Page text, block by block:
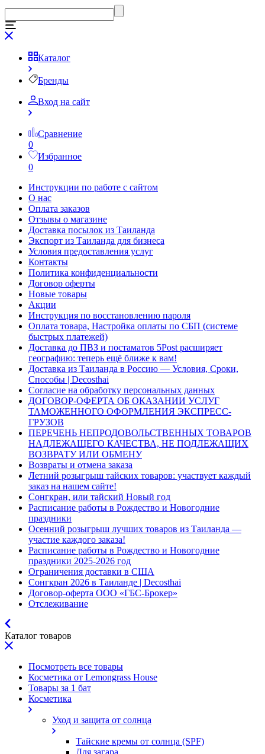
Каталог
Бренды
Вход на сайт
Сравнение
0
Избранное
0
Инструкции по работе с сайтом
О нас
Оплата заказов
Отзывы о магазине
Доставка посылок из Таиланда
Экспорт из Таиланда для бизнеса
Условия предоставления услуг
Контакты
Политика конфиденциальности
Договор оферты
Новые товары
Акции
Инструкция по восстановлению пароля
Оплата товара, Настройка оплаты по СБП (системе
быстрых платежей)
Доставка до ПВЗ и постаматов 5Post расширяет
географию: теперь ещё ближе к вам!
Доставка из Таиланда в Россию — Условия, Сроки,
Способы | Decosthai
Согласие на обработку персональных данных
ДОГОВОР-ОФЕРТА ОБ ОКАЗАНИИ УСЛУГ
ТАМОЖЕННОГО ОФОРМЛЕНИЯ ЭКСПРЕСС-
ГРУЗОВ
ПЕРЕЧЕНЬ НЕПРОДОВОЛЬСТВЕННЫХ ТОВАРОВ
НАДЛЕЖАЩЕГО КАЧЕСТВА, НЕ ПОДЛЕЖАЩИХ
ВОЗВРАТУ ИЛИ ОБМЕНУ
Возвраты и отмена заказа
Летний розыгрыш тайских товаров: участвует каждый
заказ на нашем сайте!
Сонгкран, или тайский Новый год
Расписание работы в Рождество и Новогодние
праздники
Осенний розыгрыш лучших товаров из Таиланда —
участие каждого заказа!
Расписание работы в Рождество и Новогодние
праздники 2025-2026 год
Ограничения доставки в США
Сонгкран 2026 в Таиланде | Decosthai
Договор-оферта ООО «ГБС-Брокер»
Отслеживание
Каталог товаров
Посмотреть все товары
Косметика от Lemongrass House
Товары за 1 бат
Косметика
Уход и защита от солнца
Тайские кремы от солнца (SPF)
Для загара